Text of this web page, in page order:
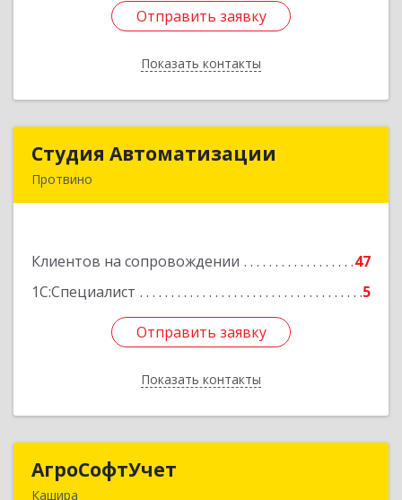
Отправить заявку
Показать контакты
Отправить заявку
Назад
Студия Автоматизации
Протвино
Клиентов на сопровождении
47
1С:Специалист
5
Отправить заявку
Показать контакты
Студия Автоматизации
Подробнее
Отправить заявку
Назад
АгроСофтУчет
Кашира